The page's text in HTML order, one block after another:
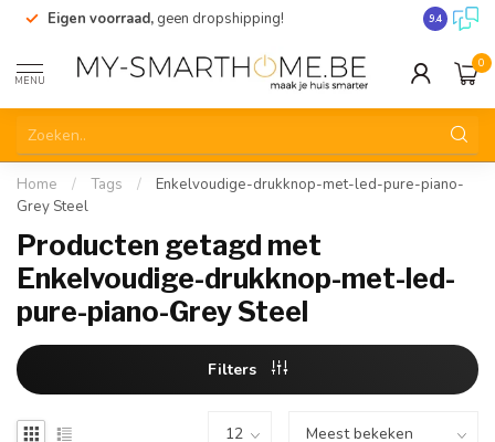
Eigen voorraad, geen dropshipping! 9.4
MENU
0
Home / Tags /
Enkelvoudige-drukknop-met-led-pure-piano-
Grey Steel
Producten getagd met
Enkelvoudige-drukknop-met-led-
pure-piano-Grey Steel
Filters